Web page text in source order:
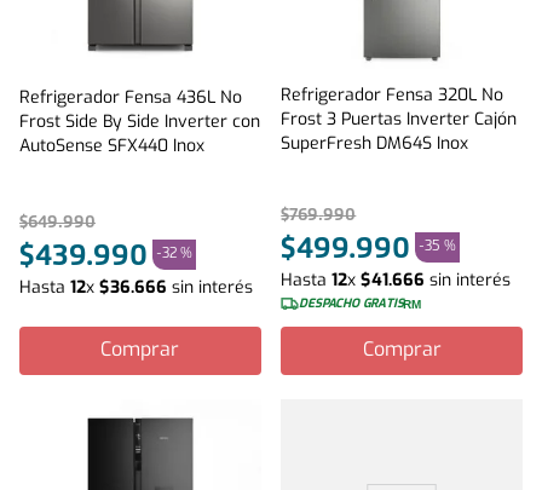
Refrigerador Fensa 436L No
Frost Side By Side Inverter con
AutoSense SFX440 Inox
$649.990
$439.990 -32 %
Hasta 12x $36.666 sin interés
Comprar
Refrigerador Fensa 320L No
Frost 3 Puertas Inverter Cajón
SuperFresh DM64S Inox
$769.990
$499.990 -35 %
Hasta12x$41.666 sin interés
DESPACHO GRATISRM
Comprar